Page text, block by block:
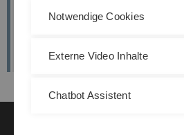
89081 Ulm
Notwendige Cookies
Externe Video Inhalte
Chatbot Assistent